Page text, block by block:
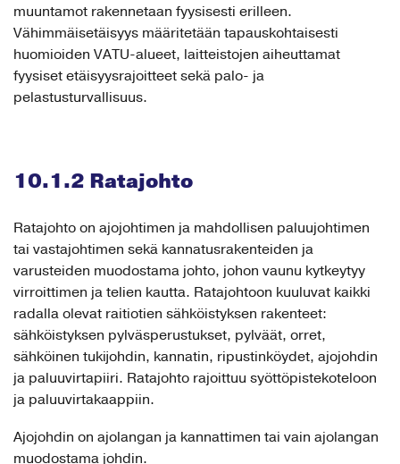
muuntamot rakennetaan fyysisesti erilleen.
Vähimmäisetäisyys määritetään tapauskohtaisesti
huomioiden VATU-alueet, laitteistojen aiheuttamat
fyysiset etäisyysrajoitteet sekä palo- ja
pelastusturvallisuus.
10.1.2 Ratajohto
Ratajohto on ajojohtimen ja mahdollisen paluujohtimen
tai vastajohtimen sekä kannatusrakenteiden ja
varusteiden muodostama johto, johon vaunu kytkeytyy
virroittimen ja telien kautta. Ratajohtoon kuuluvat kaikki
radalla olevat raitiotien sähköistyksen rakenteet:
sähköistyksen pylväsperustukset, pylväät, orret,
sähköinen tukijohdin, kannatin, ripustinköydet, ajojohdin
ja paluuvirtapiiri. Ratajohto rajoittuu syöttöpistekoteloon
ja paluuvirtakaappiin.
Ajojohdin on ajolangan ja kannattimen tai vain ajolangan
muodostama johdin.